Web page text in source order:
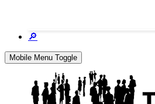
🔎
Mobile Menu Toggle